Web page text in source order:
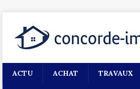
ACTU ACHAT TRAVAUX